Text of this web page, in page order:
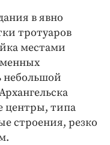
в явно
тротуаров
местами
небольшой
центры, типа
строения, резко